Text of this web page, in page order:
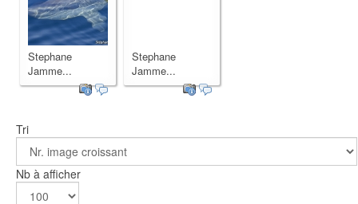
Stephane
Jamme...
Stephane
Jamme...
Tri
Nb à afficher